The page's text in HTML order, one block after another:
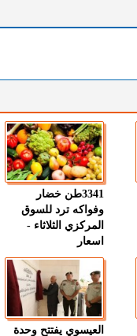
3341طن خضار
وفواكه ترد للسوق
المركزي الثلاثاء -
اسعار
العيسوي يفتتح وحدة